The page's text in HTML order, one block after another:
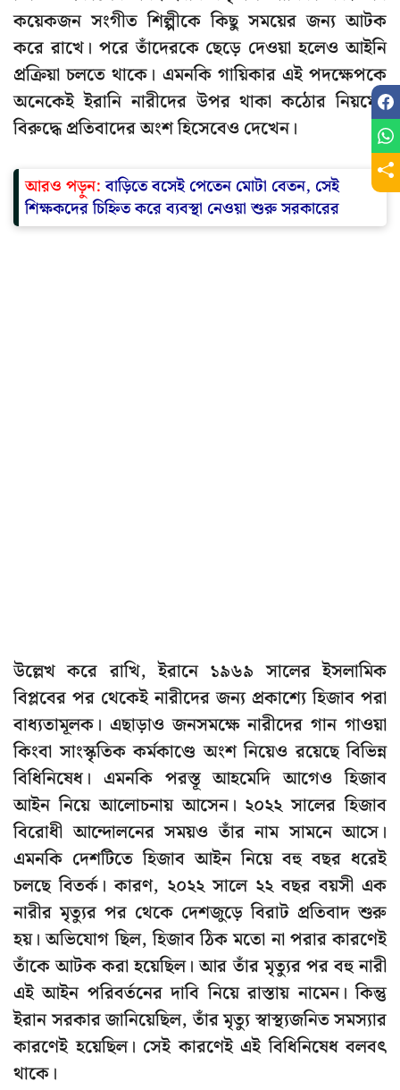
কয়েকজন সংগীত শিল্পীকে কিছু সময়ের জন্য আটক
করে রাখে। পরে তাঁদেরকে ছেড়ে দেওয়া হলেও আইনি
প্রক্রিয়া চলতে থাকে। এমনকি গায়িকার এই পদক্ষেপকে
অনেকেই ইরানি নারীদের উপর থাকা কঠোর নিয়মের
বিরুদ্ধে প্রতিবাদের অংশ হিসেবেও দেখেন।
আরও পড়ুন:বাড়িতে বসেই পেতেন মোটা বেতন, সেই
শিক্ষকদের চিহ্নিত করে ব্যবস্থা নেওয়া শুরু সরকারের
উল্লেখ করে রাখি, ইরানে ১৯৬৯ সালের ইসলামিক
বিপ্লবের পর থেকেই নারীদের জন্য প্রকাশ্যে হিজাব পরা
বাধ্যতামূলক। এছাড়াও জনসমক্ষে নারীদের গান গাওয়া
কিংবা সাংস্কৃতিক কর্মকাণ্ডে অংশ নিয়েও রয়েছে বিভিন্ন
বিধিনিষেধ। এমনকি পরস্তূ আহমেদি আগেও হিজাব
আইন নিয়ে আলোচনায় আসেন। ২০২২ সালের হিজাব
বিরোধী আন্দোলনের সময়ও তাঁর নাম সামনে আসে।
এমনকি দেশটিতে হিজাব আইন নিয়ে বহু বছর ধরেই
চলছে বিতর্ক। কারণ, ২০২২ সালে ২২ বছর বয়সী এক
নারীর মৃত্যুর পর থেকে দেশজুড়ে বিরাট প্রতিবাদ শুরু
হয়। অভিযোগ ছিল, হিজাব ঠিক মতো না পরার কারণেই
তাঁকে আটক করা হয়েছিল। আর তাঁর মৃত্যুর পর বহু নারী
এই আইন পরিবর্তনের দাবি নিয়ে রাস্তায় নামেন। কিন্তু
ইরান সরকার জানিয়েছিল, তাঁর মৃত্যু স্বাস্থ্যজনিত সমস্যার
কারণেই হয়েছিল। সেই কারণেই এই বিধিনিষেধ বলবৎ
থাকে।